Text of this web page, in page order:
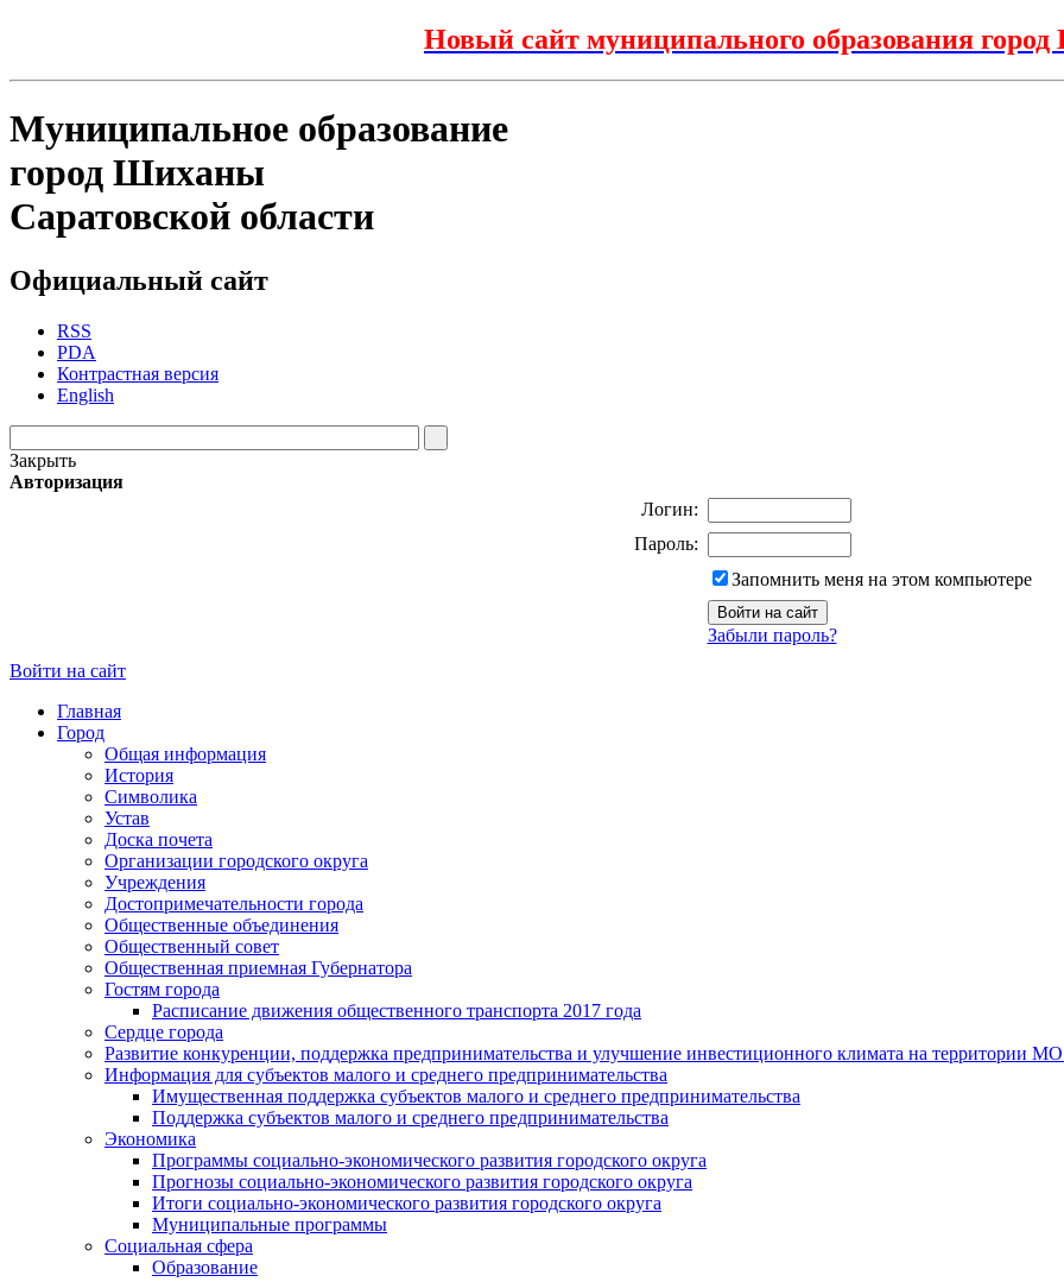
Новый сайт муниципального образования
Муниципальное образование
город Шиханы
Саратовской области
Официальный сайт
RSS
PDA
Контрастная версия
English
Закрыть
Авторизация
Логин:
Пароль:
Запомнить меня на этом компьютере
Забыли пароль?
Войти на сайт
Главная
Город
Общая информация
История
Символика
Устав
Доска почета
Организации городского округа
Учреждения
Достопримечательности города
Общественные объединения
Общественный совет
Общественная приемная Губернатора
Гостям города
Расписание движения общественного транспорта 2017 года
Сердце города
Развитие конкуренции, поддержка предпринимательства и улучшение инвестиционного климата на территории
Информация для субъектов малого и среднего предпринимательства
Имущественная поддержка субъектов малого и среднего предпринимательства
Поддержка субъектов малого и среднего предпринимательства
Экономика
Программы социально-экономического развития городского округа
Прогнозы социально-экономического развития городского округа
Итоги социально-экономического развития городского округа
Муниципальные программы
Социальная сфера
Образование